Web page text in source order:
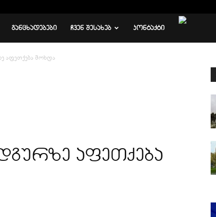
ᲒᲐᲜᲪᲮᲐᲓᲔᲑᲔᲑᲘ ᲩᲕᲔᲜ ᲨᲔᲡᲐᲮᲔᲑ ᲙᲝᲜᲢᲐᲥᲢᲘ
აფეთქება მოხდა
აფეთქება